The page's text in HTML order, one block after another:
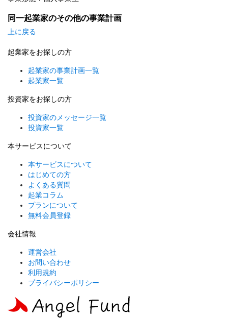
同一起業家のその他の事業計画
上に戻る
起業家をお探しの方
起業家の事業計画一覧
起業家一覧
投資家をお探しの方
投資家のメッセージ一覧
投資家一覧
本サービスについて
本サービスについて
はじめての方
よくある質問
起業コラム
プランについて
無料会員登録
会社情報
運営会社
お問い合わせ
利用規約
プライバシーポリシー